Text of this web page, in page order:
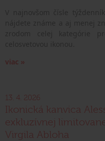
viac »
13. 4. 2026
Ikonická kanvica
exkluzívnej
Virgila Abloha